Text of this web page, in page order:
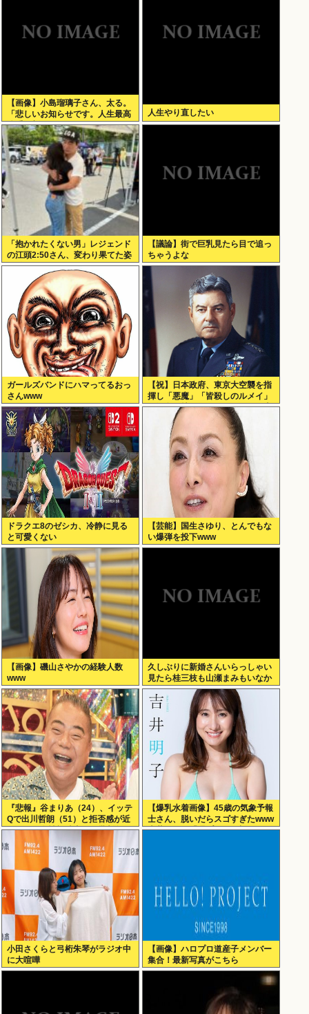
【画像】小島瑠璃子さん、太る。
「悲しいお知らせです。人生最高
体重更新しました！デニムがきつ
いw」
人生やり直したい
「抱かれたくない男」レジェンド
の江頭2:50さん、変わり果てた姿
で発見される
【議論】街で巨乳見たら目で追っ
ちゃうよな
ガールズバンドにハマってるおっ
さんwww
【祝】日本政府、東京大空襲を指
揮し「悪魔」「皆殺しのルメイ」
の渾名を持つカーチス・ルメイ米
国空軍大将に勲一等旭日大綬章を
ドラクエ8のゼシカ、冷静に見る
と可愛くない
【芸能】国生さゆり、とんでもな
い爆弾を投下www
【画像】磯山さやかの経験人数
www
久しぶりに新婚さんいらっしゃい
見たら桂三枝も山瀬まみもいなか
った
『悲報』谷まりあ（24）、イッテ
Qで出川哲朗（51）と拒否感が近
すぎると女性視聴者から批判殺
到…！！
【爆乳水着画像】45歳の気象予報
士さん、脱いだらスゴすぎたwww
吉井明子、「週プレ」の初グラビ
小田さくらと弓桁朱琴がラジオ中
に大喧嘩
【画像】ハロプロ道産子メンバー
集合！最新写真がこちら